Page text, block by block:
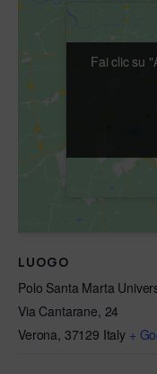
LUOGO
Polo Santa Marta
Via Cantarane, 24
Verona, 37129 Italy +
Fai clic su
Fai clic su